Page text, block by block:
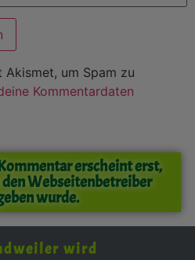
Akismet, um Spam zu
Kommentardaten
erscheint erst,
Webseitenbetreiber
wurde.
wird